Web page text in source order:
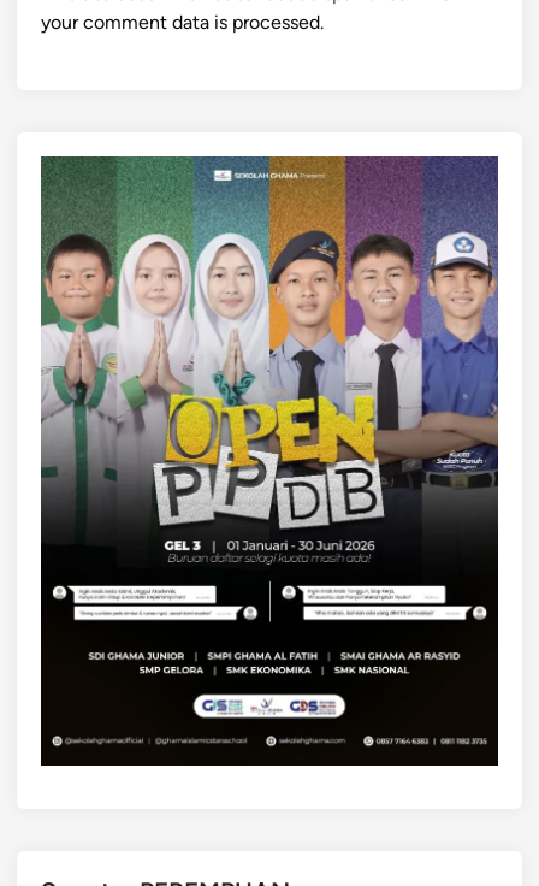
your comment data is processed.